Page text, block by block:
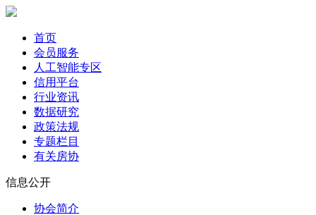
首页
会员服务
人工智能专区
信用平台
行业资讯
数据研究
政策法规
专题栏目
有关房协
信息公开
协会简介